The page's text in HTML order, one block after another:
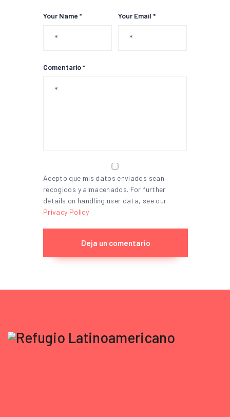
Your Name * Your Email *
Comentario *
Acepto que mis datos enviados sean
recogidos y almacenados. For further
details on handling user data, see our
Privacy Policy